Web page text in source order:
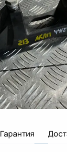
Гарантия